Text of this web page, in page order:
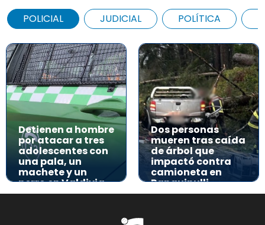
POLICIAL JUDICIAL POLÍTICA
Detienen a hombre
por atacar a tres
adolescentes con
una pala, un
machete y un
perro en Valdivia
Dos personas
mueren tras caída
de árbol que
impactó contra
camioneta en
Panguipulli